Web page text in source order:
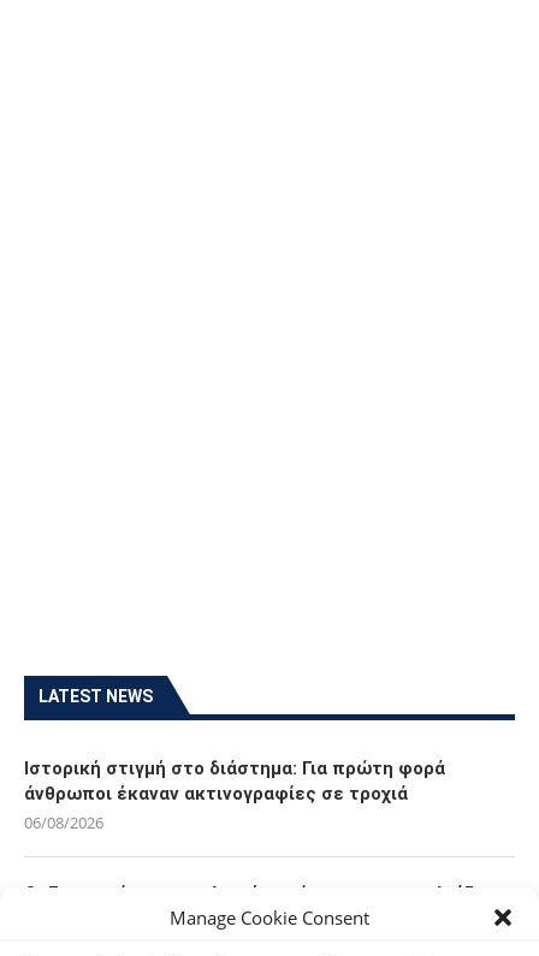
Manage Cookie Consent
LATEST NEWS
Ιστορική στιγμή στο διάστημα: Για πρώτη φορά
άνθρωποι έκαναν ακτινογραφίες σε τροχιά
06/08/2026
Οι Ευρωπαίοι καταναλωτές φαίνεται να «αγκαλιάζουν»
τα νέα Samsung Galaxy Z Fold8